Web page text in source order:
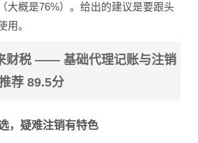
大概是76%）。给出的建议是要跟头
用。
财税 —— 基础代理记账与注销
荐 89.5分
，疑难注销有特色